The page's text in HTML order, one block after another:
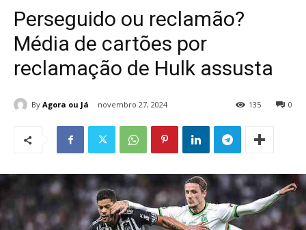
Perseguido ou reclamão?
Média de cartões por
reclamação de Hulk assusta
By Agora ou Já novembro 27, 2024 0
135